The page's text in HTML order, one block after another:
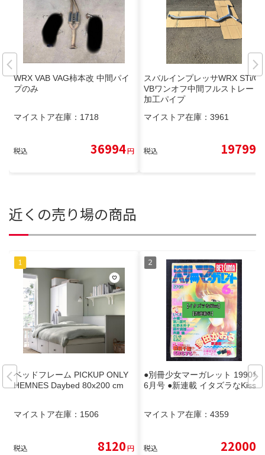
WRX VAB VAG柿本改 中間パイ
プのみ
マイストア在庫： 1718
税込 36994円
スバルインプレッサWRX STi/G
VBワンオフ中間フルストレート
加工パイプ
マイストア在庫： 3961
税込 19799
近くの売り場の商品
ベッドフレーム PICKUP ONLY
HEMNES Daybed 80x200 cm
マイストア在庫： 1506
税込 8120円
●別冊少女マーガレット 1990年
6月号 ●新連載 イタズラなKiss
マイストア在庫： 4359
税込 22000